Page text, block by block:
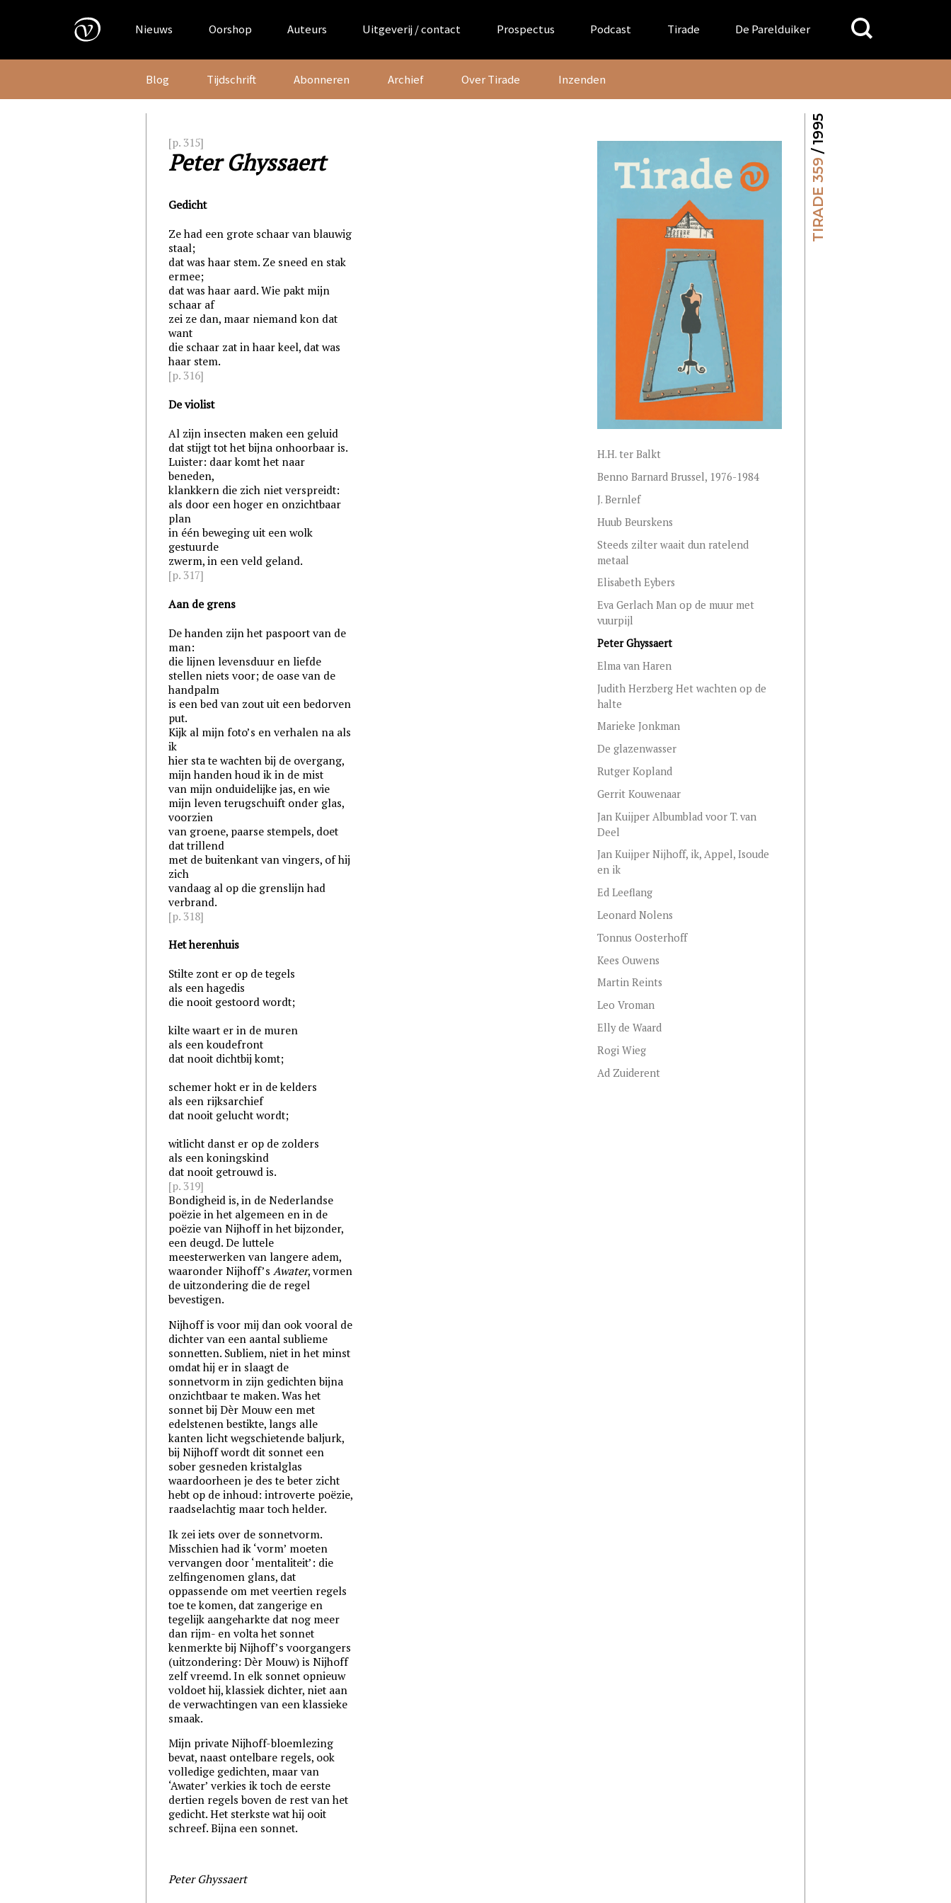
Nieuws Oorshop Auteurs Uitgeverij / contact Prospectus Podcast Tirade De Parelduiker
Search
for:
Blog Tijdschrift Abonneren Archief Over Tirade Inzenden
TIRADE 359
/ 1995
[p. 315]
Peter Ghyssaert
Gedicht
Ze had een grote schaar van blauwig
staal;
dat was haar stem. Ze sneed en stak
ermee;
dat was haar aard. Wie pakt mijn
schaar af
zei ze dan, maar niemand kon dat
want
die schaar zat in haar keel, dat was
haar stem.
[p. 316]
De violist
Al zijn insecten maken een geluid
dat stijgt tot het bijna onhoorbaar is.
Luister: daar komt het naar
beneden,
klankkern die zich niet verspreidt:
als door een hoger en onzichtbaar
plan
in één beweging uit een wolk
gestuurde
zwerm, in een veld geland.
[p. 317]
Aan de grens
De handen zijn het paspoort van de
man:
die lijnen levensduur en liefde
stellen niets voor; de oase van de
handpalm
is een bed van zout uit een bedorven
put.
Kijk al mijn foto’s en verhalen na als
ik
hier sta te wachten bij de overgang,
mijn handen houd ik in de mist
van mijn onduidelijke jas, en wie
mijn leven terugschuift onder glas,
voorzien
van groene, paarse stempels, doet
dat trillend
met de buitenkant van vingers, of hij
zich
vandaag al op die grenslijn had
verbrand.
[p. 318]
Het herenhuis
Stilte zont er op de tegels
als een hagedis
die nooit gestoord wordt;
kilte waart er in de muren
als een koudefront
dat nooit dichtbij komt;
schemer hokt er in de kelders
als een rijksarchief
dat nooit gelucht wordt;
witlicht danst er op de zolders
als een koningskind
dat nooit getrouwd is.
[p. 319]
Bondigheid is, in de Nederlandse
poëzie in het algemeen en in de
poëzie van Nijhoff in het bijzonder,
een deugd. De luttele
meesterwerken van langere adem,
waaronder Nijhoff’sAwater, vormen
de uitzondering die de regel
bevestigen.
Nijhoff is voor mij dan ook vooral de
dichter van een aantal sublieme
sonnetten. Subliem, niet in het minst
omdat hij er in slaagt de
sonnetvorm in zijn gedichten bijna
onzichtbaar te maken. Was het
sonnet bij Dèr Mouw een met
edelstenen bestikte, langs alle
kanten licht wegschietende baljurk,
bij Nijhoff wordt dit sonnet een
sober gesneden kristalglas
waardoorheen je des te beter zicht
hebt op de inhoud: introverte poëzie,
raadselachtig maar toch helder.
Ik zei iets over de sonnetvorm.
Misschien had ik ‘vorm’ moeten
vervangen door ‘mentaliteit’: die
zelfingenomen glans, dat
oppassende om met veertien regels
toe te komen, dat zangerige en
tegelijk aangeharkte dat nog meer
dan rijm- en volta het sonnet
kenmerkte bij Nijhoff’s voorgangers
(uitzondering: Dèr Mouw) is Nijhoff
zelf vreemd. In elk sonnet opnieuw
voldoet hij, klassiek dichter, niet aan
de verwachtingen van een klassieke
smaak.
Mijn private Nijhoff-bloemlezing
bevat, naast ontelbare regels, ook
volledige gedichten, maar van
‘Awater’ verkies ik toch de eerste
dertien regels boven de rest van het
gedicht. Het sterkste wat hij ooit
schreef. Bijna een sonnet.
Peter Ghyssaert
H.H. ter Balkt
Benno Barnard Brussel, 1976-1984
J. Bernlef
Huub Beurskens
Steeds zilter waait dun ratelend
metaal
Elisabeth Eybers
Eva Gerlach Man op de muur met
vuurpijl
Peter Ghyssaert
Elma van Haren
Judith Herzberg Het wachten op de
halte
Marieke Jonkman
De glazenwasser
Rutger Kopland
Gerrit Kouwenaar
Jan Kuijper Albumblad voor T. van
Deel
Jan Kuijper Nijhoff, ik, Appel, Isoude
en ik
Ed Leeflang
Leonard Nolens
Tonnus Oosterhoff
Kees Ouwens
Martin Reints
Leo Vroman
Elly de Waard
Rogi Wieg
Ad Zuiderent